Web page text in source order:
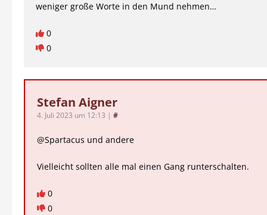
weniger große Worte in den Mund nehmen…
0
0
Stefan Aigner
4. Juli 2023 um 12:13 | #
@Spartacus und andere
Vielleicht sollten alle mal einen Gang runterschalten.
0
0